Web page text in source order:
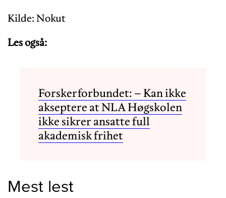
Kilde: Nokut
Les også:
Forskerforbundet: – Kan ikke
akseptere at NLA Høgskolen
ikke sikrer ansatte full
akademisk frihet
Mest lest